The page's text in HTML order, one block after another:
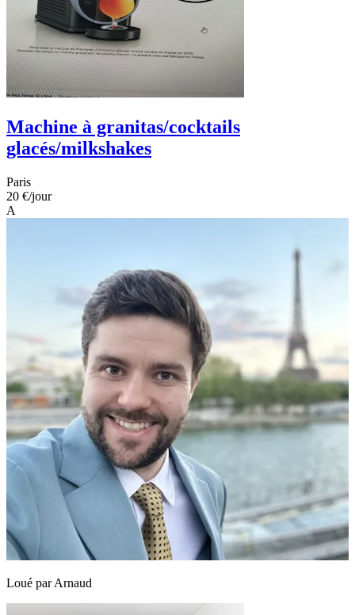
Machine à granitas/cocktails
glacés/milkshakes
Paris
20 €/jour
A
Loué parArnaud